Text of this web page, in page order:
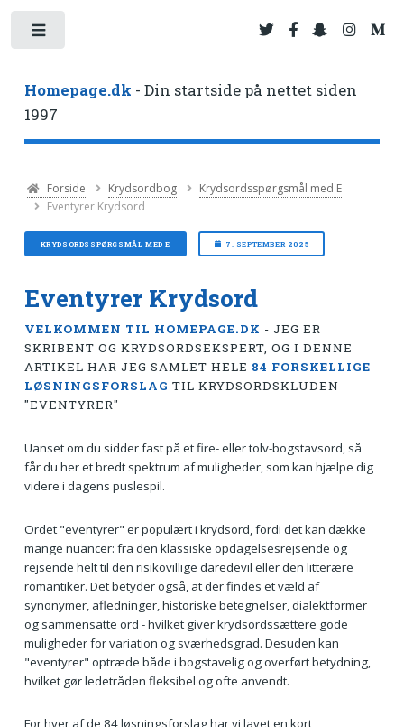
Homepage.dk - Din startside på nettet siden
1997
Forside Krydsordbog
Krydsordsspørgsmål med E
Eventyrer Krydsord
KRYDSORDSSPØRGSMÅL MED E 7. SEPTEMBER 2025
Eventyrer Krydsord
VELKOMMEN TIL HOMEPAGE.DK - JEG ER
SKRIBENT OG KRYDSORDSEKSPERT, OG I DENNE
ARTIKEL HAR JEG SAMLET HELE 84 FORSKELLIGE
LØSNINGSFORSLAG TIL KRYDSORDSKLUDEN
"EVENTYRER"
Uanset om du sidder fast på et fire- eller tolv-bogstavsord, så
får du her et bredt spektrum af muligheder, som kan hjælpe dig
videre i dagens puslespil.
Ordet "eventyrer" er populært i krydsord, fordi det kan dække
mange nuancer: fra den klassiske opdagelsesrejsende og
rejsende helt til den risikovillige daredevil eller den litterære
romantiker. Det betyder også, at der findes et væld af
synonymer, afledninger, historiske betegnelser, dialektformer
og sammensatte ord - hvilket giver krydsordssættere gode
muligheder for variation og sværhedsgrad. Desuden kan
"eventyrer" optræde både i bogstavelig og overført betydning,
hvilket gør ledetråden fleksibel og ofte anvendt.
For hver af de 84 løsningsforslag har vi lavet en kort